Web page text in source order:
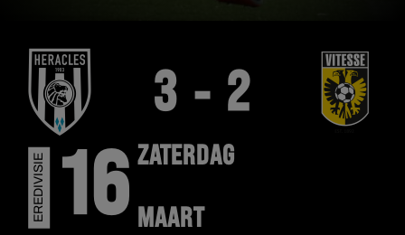
EREDIVISIE 16 ZATERDAG
MAART
3 - 2